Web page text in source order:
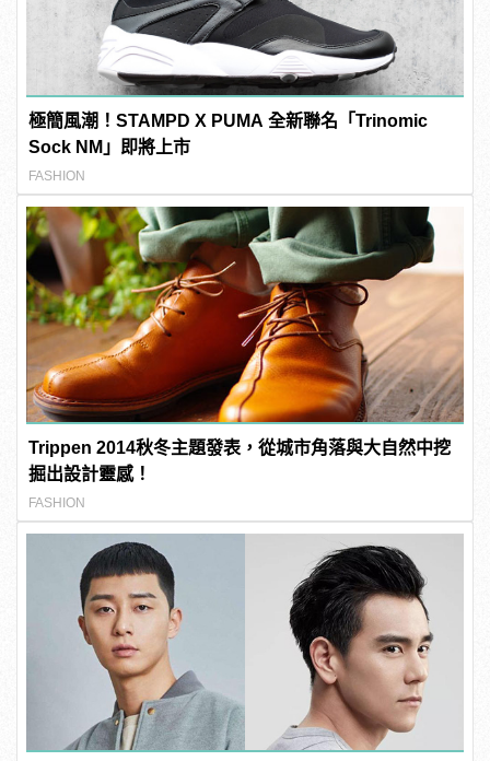
極簡風潮！STAMPD X PUMA 全新聯名「Trinomic
Sock NM」即將上市
FASHION
Trippen 2014秋冬主題發表，從城市角落與大自然中挖
掘出設計靈感！
FASHION